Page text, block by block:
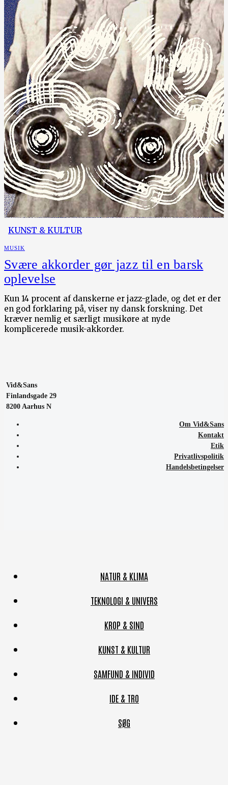
KUNST & KULTUR
MUSIK
Svære akkorder gør jazz til en barsk
oplevelse
Kun 14 procent af danskerne er jazz-glade, og det er der
en god forklaring på, viser ny dansk forskning. Det
kræver nemlig et særligt musikøre at nyde
komplicerede musik-akkorder.
Vid&Sans
Finlandsgade 29
8200 Aarhus N
Om Vid&Sans
Kontakt
Etik
Privatlivspolitik
Handelsbetingelser
NATUR & KLIMA
TEKNOLOGI & UNIVERS
KROP & SIND
KUNST & KULTUR
SAMFUND & INDIVID
IDE & TRO
SØG